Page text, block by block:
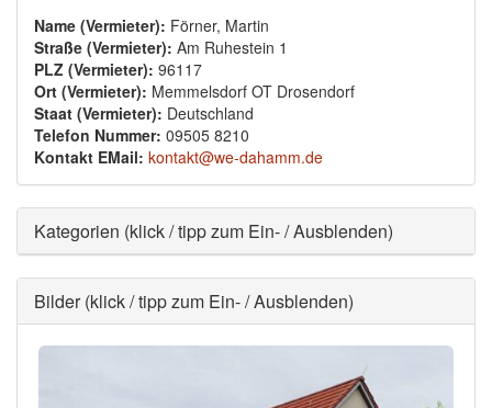
Name (Vermieter): Förner, Martin
Straße (Vermieter): Am Ruhestein 1
PLZ (Vermieter): 96117
Ort (Vermieter): Memmelsdorf OT Drosendorf
Staat (Vermieter): Deutschland
Telefon Nummer: 09505 8210
Kontakt EMail: kontakt@we-dahamm.de
Ausblenden
Kategorien (klick / tipp zum Ein- / Ausblenden)
Ausblenden
Bilder (klick / tipp zum Ein- / Ausblenden)